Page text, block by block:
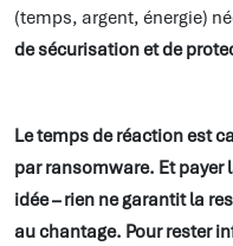
(temps, argent, énergie)
de sécurisation et de
Le temps de réaction est
par ransomware. Et payer
idée – rien ne garantit la
au chantage. Pour rester